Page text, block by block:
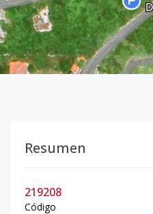
Resumen
219208
Código